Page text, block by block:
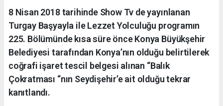
8 Nisan 2018 tarihinde Show Tv de yayınlanan
Turgay Başyayla ile Lezzet Yolculuğu programın
225. Bölümünde kısa süre önce Konya Büyükşehir
Belediyesi tarafından Konya’nın olduğu belirtilerek
coğrafi işaret tescil belgesi alınan “Balık
Çokratması “nın Seydişehir’e ait olduğu tekrar
kanıtlandı.